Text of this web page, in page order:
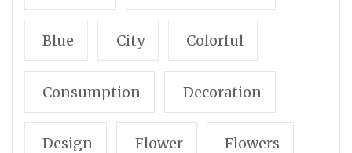
Blue City Colorful
Consumption Decoration
Design Flower Flowers